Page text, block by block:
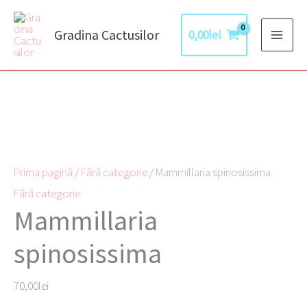
Skip
content
Gradina Cactusilor 0,00lei
Prima pagină /Fără categorie/ Mammillaria spinosissima
Fără categorie
Mammillaria
spinosissima
70,00lei
spinosissima
a
70,00lei.
este: